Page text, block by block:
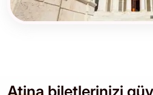
Atina biletlerinizi